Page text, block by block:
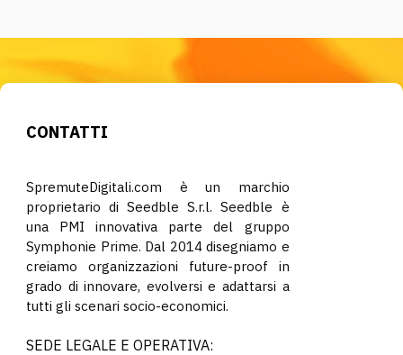
CONTATTI
SpremuteDigitali.com è un marchio
proprietario di Seedble S.r.l. Seedble è
una PMI innovativa parte del gruppo
Symphonie Prime. Dal 2014 disegniamo e
creiamo organizzazioni future-proof in
grado di innovare, evolversi e adattarsi a
tutti gli scenari socio-economici.
SEDE LEGALE E OPERATIVA: